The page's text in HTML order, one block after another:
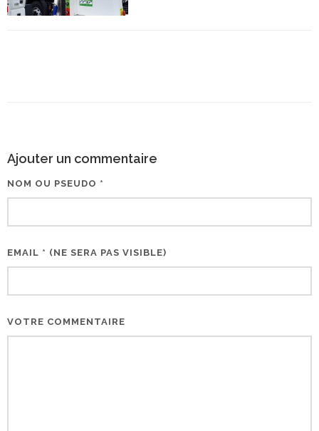
Ajouter un commentaire
NOM OU PSEUDO *
EMAIL * (NE SERA PAS VISIBLE)
VOTRE COMMENTAIRE